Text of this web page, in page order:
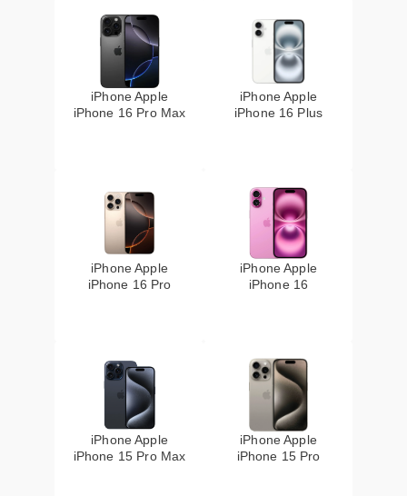
iPhone Apple
iPhone 16 Pro Max
iPhone Apple
iPhone 16 Plus
iPhone Apple
iPhone 16 Pro
iPhone Apple
iPhone 16
iPhone Apple
iPhone 15 Pro Max
iPhone Apple
iPhone 15 Pro